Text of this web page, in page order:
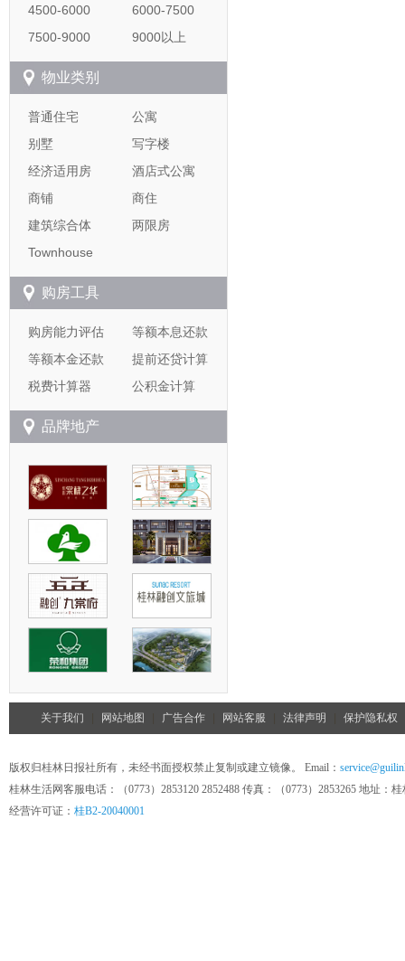
4500-6000
6000-7500
7500-9000
9000以上
物业类别
普通住宅
公寓
别墅
写字楼
经济适用房
酒店式公寓
商铺
商住
建筑综合体
两限房
Townhouse
购房工具
购房能力评估
等额本息还款
等额本金还款
提前还贷计算
税费计算器
公积金计算
品牌地产
关于我们 网站地图 广告合作 网站客服 法律声明 保护隐私权
版权归桂林日报社所有，未经书面授权禁止复制或建立镜像。 Email：
桂林生活网客服电话：（0773）2853120 2852488 传真：（0773）2853265 地址
经营许可证： 桂B2-20040001